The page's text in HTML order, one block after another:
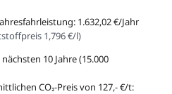
1.632,02 €/Jahr
1,796 €/l)
10 Jahre (15.000
CO₂-Preis von 127,- €/t: